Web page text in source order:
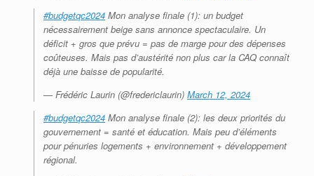
#budgetqc2024 Mon analyse finale (1): un budget
nécessairement beige sans annonce spectaculaire. Un
déficit + gros que prévu = pas de marge pour des dépenses
coûteuses. Mais pas d’austérité non plus car la CAQ connaît
déjà une baisse de popularité.
— Frédéric Laurin (@fredericlaurin) March 12, 2024
#budgetqc2024 Mon analyse finale (2): les deux priorités du
gouvernement = santé et éducation. Mais peu d’éléments
pour pénuries logements + environnement + développement
régional.